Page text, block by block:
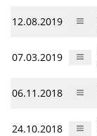
12.08.2019
07.03.2019
06.11.2018
24.10.2018